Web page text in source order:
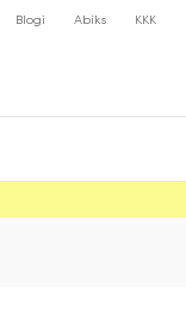
Blogi Abiks KKK